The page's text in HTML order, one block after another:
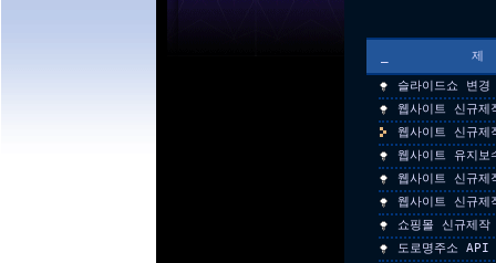
슬라이드쇼 변
웹사이트 신규제
웹사이트 신규제
웹사이트 유지보
웹사이트 신규제
웹사이트 신규제
쇼핑몰 신규제작
도로명주소 API